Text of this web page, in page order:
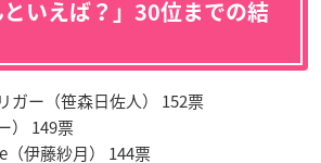
といえば？」30位までの結
ガー（笹森日佐人） 152票
） 149票
（伊藤紗月） 144票